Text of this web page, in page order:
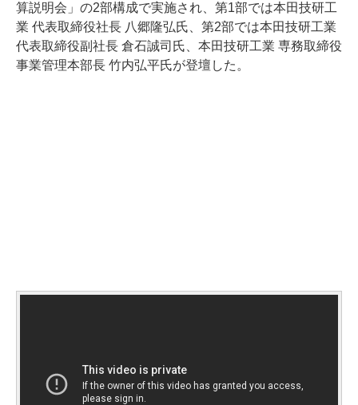
算説明会」の2部構成で実施され、第1部では本田技研工
業 代表取締役社長 八郷隆弘氏、第2部では本田技研工業
代表取締役副社長 倉石誠司氏、本田技研工業 専務取締役
事業管理本部長 竹内弘平氏が登壇した。